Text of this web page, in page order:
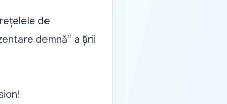
de
demnă” a țării